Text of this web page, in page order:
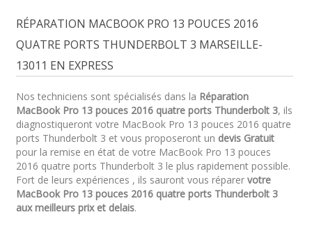
RÉPARATION MACBOOK PRO 13 POUCES 2016
QUATRE PORTS THUNDERBOLT 3 MARSEILLE-
13011 EN EXPRESS
Nos techniciens sont spécialisés dans la Réparation
MacBook Pro 13 pouces 2016 quatre ports Thunderbolt 3, ils
diagnostiqueront votre MacBook Pro 13 pouces 2016 quatre
ports Thunderbolt 3 et vous proposeront un devis Gratuit
pour la remise en état de votre MacBook Pro 13 pouces
2016 quatre ports Thunderbolt 3 le plus rapidement possible.
Fort de leurs expériences , ils sauront vous réparer votre
MacBook Pro 13 pouces 2016 quatre ports Thunderbolt 3
aux meilleurs prix et delais.